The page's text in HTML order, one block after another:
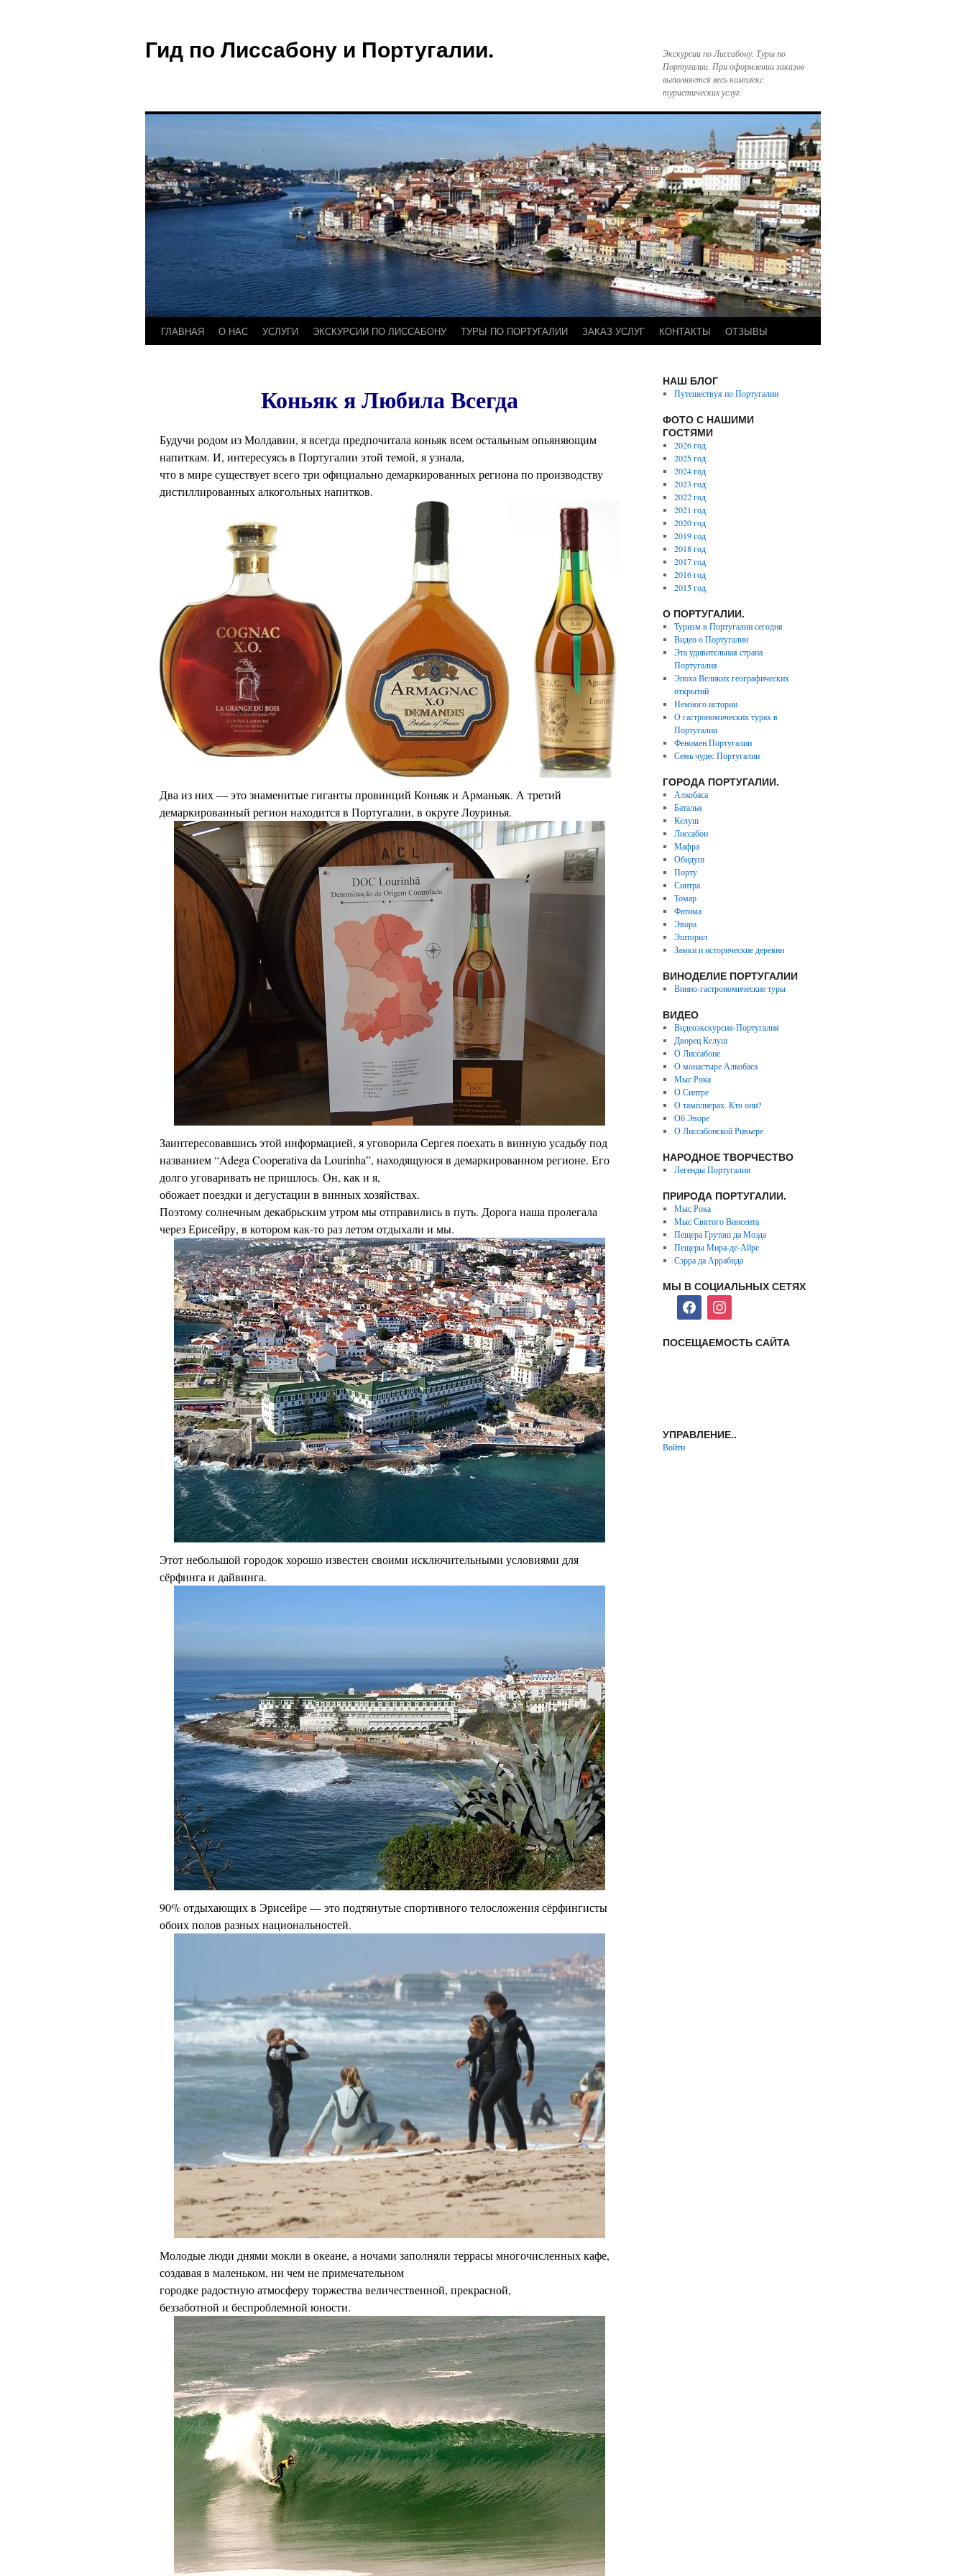
Гид по Лиссабону и Португалии.
Экскурсии по Лиссабону. Туры по
Португалии. При оформлении заказов
выполняется весь комплекс
туристических услуг.
Перейти
ГЛАВНАЯ О НАС УСЛУГИ ЭКСКУРСИИ ПО ЛИССАБОНУ ТУРЫ ПО ПОРТУГАЛИИ ЗАКАЗ УСЛУГ КОНТАКТЫ ОТЗЫВЫ
Коньяк я Любила Всегда
Будучи родом из Молдавии, я всегда предпочитала коньяк всем остальным опьяняющим
напиткам. И, интересуясь в Португалии этой темой, я узнала,
что в мире существует всеготри официально демаркированных региона по производству
дистиллированныхалкогольных напитков.
Два из них — это знаменитые гиганты провинций Коньяки Арманьяк. А третий
демаркированный регион находится в Португалии, в округе Лоуринья.
Заинтересовавшись этой информацией, я уговорила Сергея поехать в виннуюусадьбу под
названием “Adega Cooperativa da Lourinha”, находящуюся в демаркированномрегионе. Его
долго уговаривать не пришлось. Он, как и я,
обожает поездки и дегустации в винных хозяйствах.
Поэтому солнечным декабрьским утром мы отправились в путь. Дорога наша пролегала
через Ерисейру, в котором как-то раз летом отдыхали и мы.
Этот небольшой городок хорошо известен своими исключительными условиями для
сёрфинга и дайвинга.
90% отдыхающих в Эрисейре — это подтянутые спортивного телосложения сёрфингисты
обоих полов разных национальностей.
Молодые люди днями мокли в океане, а ночами заполняли террасы многочисленныхкафе,
создавая в маленьком, ни чем не примечательном
городке радостную атмосферуторжества величественной, прекрасной,
беззаботной и беспроблемной юности.
НАШ БЛОГ
Путешествуя по Португалии
ФОТО С НАШИМИ
ГОСТЯМИ
2026 год
2025 год
2024 год
2023 год
2022 год
2021 год
2020 год
2019 год
2018 год
2017 год
2016 год
2015 год
О ПОРТУГАЛИИ.
Туризм в Португалии сегодня
Видео о Португалии
Эта удивительная страна
Португалия
Эпоха Великих географических
открытий
Немного истории
О гастрономических турах в
Португалии
Феномен Португалии
Семь чудес Португалии
ГОРОДА ПОРТУГАЛИИ.
Алкобаса
Баталья
Келуш
Лиссабон
Мафра
Обидуш
Порту
Синтра
Томар
Фатима
Эвора
Эшторил
Замки и исторические деревни
ВИНОДЕЛИЕ ПОРТУГАЛИИ
Винно-гастрономические туры
ВИДЕО
Видеоэкскурсия-Португалия
Дворец Келуш
О Лиссабоне
О монастыре Алкобаса
Мыс Рока
О Синтре
О тамплиерах. Кто они?
Об Эворе
О Лиссабонской Ривьере
НАРОДНОЕ ТВОРЧЕСТВО
Легенды Португалии
ПРИРОДА ПОРТУГАЛИИ.
Мыс Рока
Мыс Святого Винсента
Пещера Груташ да Моэда
Пещеры Мира-де-Айре
Сэрра да Аррабида
МЫ В СОЦИАЛЬНЫХ СЕТЯХ
facebook instagram
ПОСЕЩАЕМОСТЬ САЙТА
УПРАВЛЕНИЕ..
Войти